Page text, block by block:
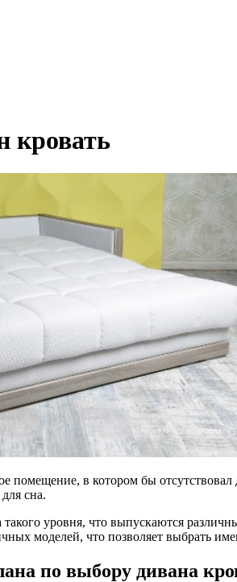
кровать
помещение, в котором бы
сна.
такого уровня, что выпускаются
моделей, что позволяет выбрать
по выбору дивана